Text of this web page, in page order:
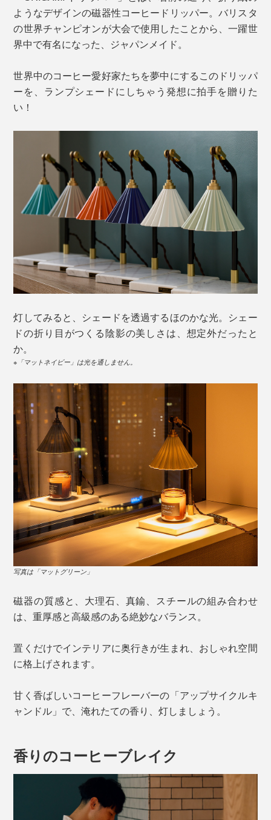
ようなデザインの磁器性コーヒードリッパー。バリスタ
の世界チャンピオンが大会で使用したことから、一躍世
界中で有名になった、ジャパンメイド。
世界中のコーヒー愛好家たちを夢中にするこのドリッパ
ーを、ランプシェードにしちゃう発想に拍手を贈りた
い！
灯してみると、シェードを透過するほのかな光。シェー
ドの折り目がつくる陰影の美しさは、想定外だったと
か。
※「マットネイビー」は光を通しません。
写真は「マットグリーン」
磁器の質感と、大理石、真鍮、スチールの組み合わせ
は、重厚感と高級感のある絶妙なバランス。
置くだけでインテリアに奥行きが生まれ、おしゃれ空間
に格上げされます。
甘く香ばしいコーヒーフレーバーの「アップサイクルキ
ャンドル」で、淹れたての香り、灯しましょう。
香りのコーヒーブレイク